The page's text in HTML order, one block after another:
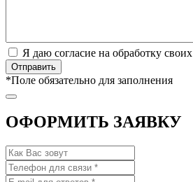
Я даю согласие на обработку своих
*Поле обязательно для заполнения
ОФОРМИТЬ ЗАЯВКУ